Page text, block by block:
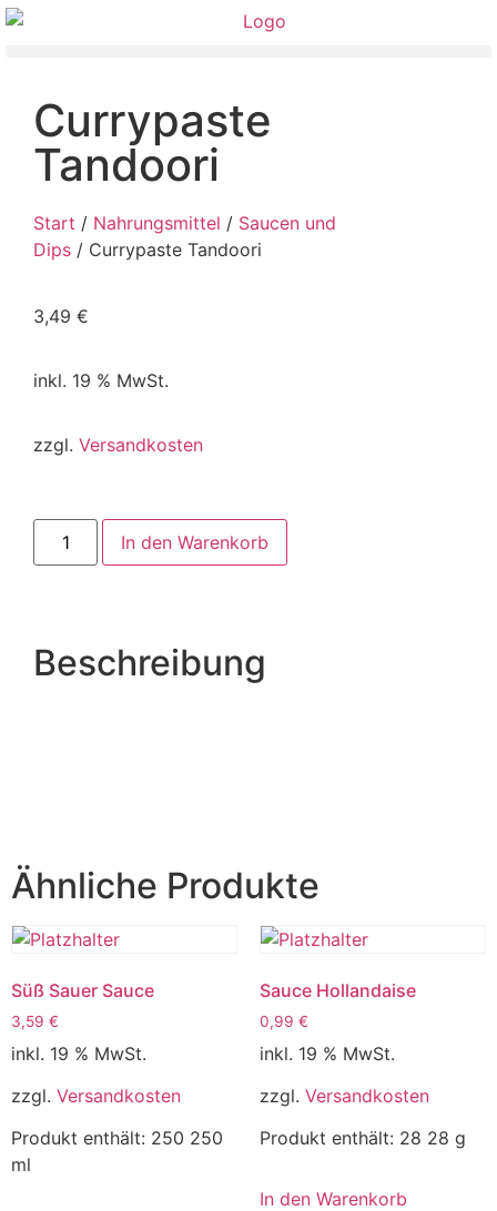
Currypaste
Tandoori
Start / Nahrungsmittel / Saucen und
Dips / Currypaste Tandoori
3,49 €
inkl. 19 % MwSt.
zzgl. Versandkosten
In den Warenkorb
Beschreibung
Ähnliche Produkte
Süß Sauer Sauce
3,59 €
inkl. 19 % MwSt.
zzgl. Versandkosten
Produkt enthält: 250 250
ml
Sauce Hollandaise
0,99 €
inkl. 19 % MwSt.
zzgl. Versandkosten
Produkt enthält: 28 28 g
In den Warenkorb